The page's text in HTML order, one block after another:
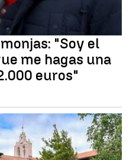
"Soy el
me hagas una
euros"